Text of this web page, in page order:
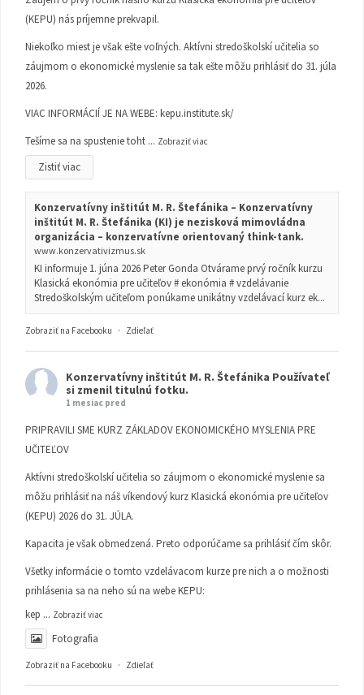
(KEPU) nás príjemne prekvapil.
Niekoľko miest je však ešte voľných. Aktívni stredoškolskí učitelia so
záujmom o ekonomické myslenie sa tak ešte môžu prihlásiť do 31. júla
2026.
VIAC INFORMÁCIÍ JE NA WEBE: kepu.institute.sk/
Tešíme sa na spustenie toht ... Zobraziť viac
Zistiť viac
Konzervatívny inštitút M. R. Štefánika – Konzervatívny
inštitút M. R. Štefánika (KI) je nezisková mimovládna
organizácia – konzervatívne orientovaný think-tank.
www.konzervativizmus.sk
KI informuje 1. júna 2026 Peter Gonda Otvárame prvý ročník kurzu
Klasická ekonómia pre učiteľov # ekonómia # vzdelávanie
Stredoškolským učiteľom ponúkame unikátny vzdelávací kurz ek...
Zobraziť na Facebooku · Zdieľať
Konzervatívny inštitút M. R. Štefánika Používateľ
si zmenil titulnú fotku.
1 mesiac pred
PRIPRAVILI SME KURZ ZÁKLADOV EKONOMICKÉHO MYSLENIA PRE
UČITEĽOV
Aktívni stredoškolskí učitelia so záujmom o ekonomické myslenie sa
môžu prihlásiť na náš víkendový kurz Klasická ekonómia pre učiteľov
(KEPU) 2026 do 31. JÚLA.
Kapacita je však obmedzená. Preto odporúčame sa prihlásiť čím skôr.
Všetky informácie o tomto vzdelávacom kurze pre nich a o možnosti
prihlásenia sa na neho sú na webe KEPU:
kep ... Zobraziť viac
Fotografia
Zobraziť na Facebooku · Zdieľať